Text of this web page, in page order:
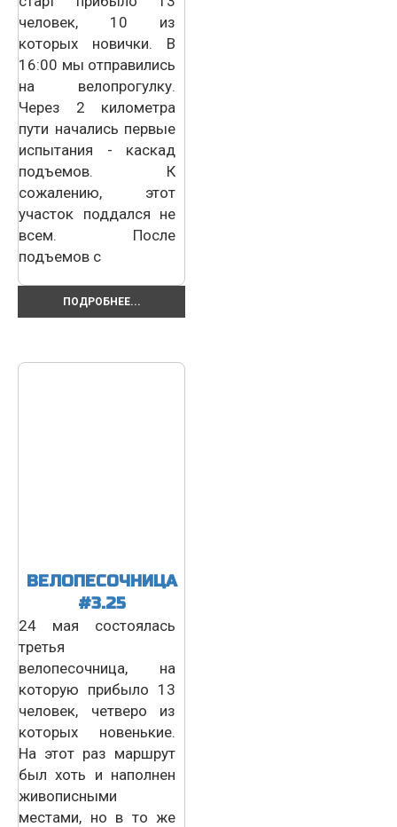
человек, 10 из
которых новички. В
16:00 мы отправились
на велопрогулку.
Через 2 километра
пути начались первые
испытания - каскад
подъемов. К
сожалению, этот
участок поддался не
всем. После
подъемов с
ПОДРОБНЕЕ...
ВЕЛОПЕСОЧНИЦА
#3.25
24 мая состоялась
третья
велопесочница, на
которую прибыло 13
человек, четверо из
которых новенькие.
На этот раз маршрут
был хоть и наполнен
живописными
местами, но в то же